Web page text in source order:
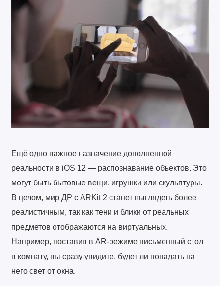
Ещё одно важное назначение дополненной
реальности в iOS 12 — распознавание объектов. Это
могут быть бытовые вещи, игрушки или скульптуры.
В целом, мир ДР с ARKit 2 станет выглядеть более
реалистичным, так как тени и блики от реальных
предметов отображаются на виртуальных.
Например, поставив в AR-режиме письменный стол
в комнату, вы сразу увидите, будет ли попадать на
него свет от окна.